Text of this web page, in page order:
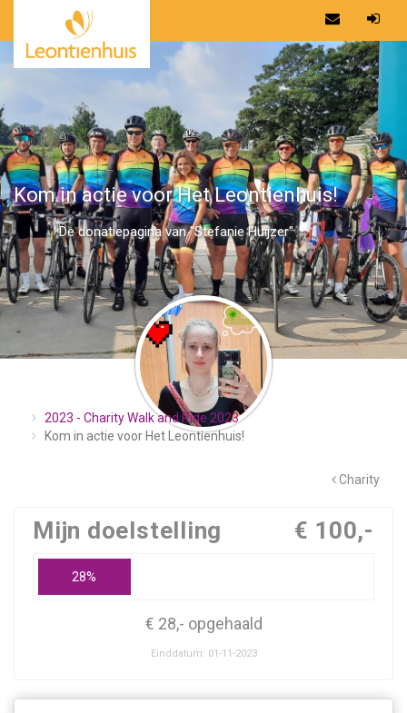
Kom in actie voor Het Leontienhuis!
De donatiepagina van "Stefanie Huijzer"
2023 - Charity Walk and Ride 2023
Kom in actie voor Het Leontienhuis!
Charity
Mijn doelstelling € 100,-
28%
€ 28,- opgehaald
Einddatum: 01-11-2023